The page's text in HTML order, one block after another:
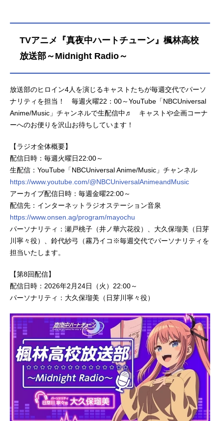
TVアニメ『真夜中ハートチューン』楓林高校
放送部～Midnight Radio～
放送部のヒロイン4人を演じるキャストたちが毎週交代でパーソ
ナリティを担当！ 毎週火曜22：00～YouTube「NBCUniversal
Anime/Music」チャンネルで生配信中♬ キャストや企画コーナ
ーへのお便りを沢山お待ちしています！
【ラジオ全体概要】
配信日時：毎週火曜日22:00～
生配信：YouTube「NBCUniversal Anime/Music」チャンネル
https://www.youtube.com/@NBCUniversalAnimeandMusic
アーカイブ配信日時：毎週金曜22:00～
配信先：インターネットラジオステーション音泉
https://www.onsen.ag/program/mayochu
パーソナリティ：瀬戸桃子（井ノ華六花役）、大久保瑠美（日芽
川寧々役）、鈴代紗弓（霧乃イコ※毎週交代でパーソナリティを
担当いたします。
【第8回配信】
配信日時：2026年2月24日（火）22:00～
パーソナリティ：大久保瑠美（日芽川寧々役）